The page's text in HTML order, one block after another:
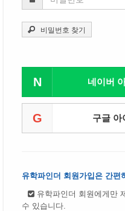
비밀번호 찾기
N 네이버
G 구글 아
유학파인더 회원가입은 간편
유학파인더 회원에게만
수 있습니다.